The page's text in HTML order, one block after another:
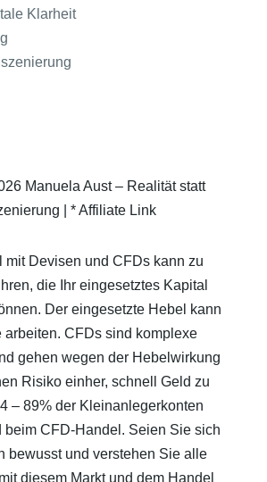
Klarheit
Manuela Aust – Realität statt
| * Affiliate Link
mit Devisen und CFDs kann zu
die Ihr eingesetztes Kapital
Der eingesetzte Hebel kann
arbeiten. CFDs sind komplexe
gehen wegen der Hebelwirkung
Risiko einher, schnell Geld zu
– 89% der Kleinanlegerkonten
beim CFD-Handel. Seien Sie sich
bewusst und verstehen Sie alle
diesem Markt und dem Handel